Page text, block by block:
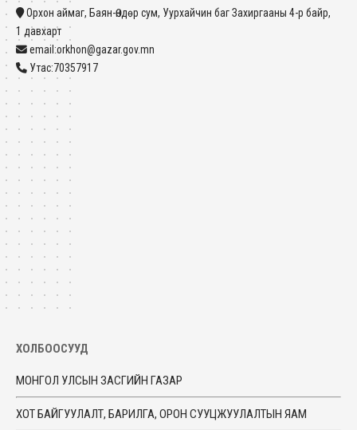
Орхон аймаг, Баян-Өндөр сум, Уурхайчин баг Захиргааны 4-р байр,
1 давхарт
email:orkhon@gazar.gov.mn
Утас:70357917
ХОЛБООСУУД
МОНГОЛ УЛСЫН ЗАСГИЙН ГАЗАР
ХОТ БАЙГУУЛАЛТ, БАРИЛГА, ОРОН СУУЦЖУУЛАЛТЫН ЯАМ